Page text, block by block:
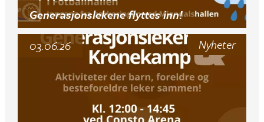
Generasjonslekene flyttes inn!
Nyheter
03.06.26